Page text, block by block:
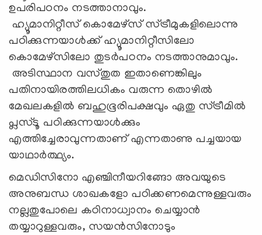
ഉപരിപഠനം നടത്താനാവും.
ഹ്യൂമാനിറ്റീസ് കൊമേഴ്‌സ് സ്ട്രീമുകളിലൊന്നു
പഠിക്കുന്നയാള്‍ക്ക് ഹ്യൂമാനിറ്റീസിലോ
കൊമേഴ്‌സിലോ തുടര്‍പഠനം നടത്താനുമാവും.
അടിസ്ഥാന വസ്തുത ഇതാണെങ്കിലും
പതിനായിരത്തിലധികം വരുന്ന തൊഴില്‍
മേഖലകളില്‍ ബഹുഭൂരിപക്ഷവും ഏതു സ്ട്രീമില്‍
പ്ലസ്ടൂ പഠിക്കുന്നയാള്‍ക്കും
എത്തിച്ചേരാവുന്നതാണ് എന്നതാണു പച്ചയായ
യാഥാര്‍ത്ഥ്യം.
മെഡിസിനോ എഞ്ചിനീയറിങ്ങോ അവയുടെ
അനുബന്ധ ശാഖകളോ പഠിക്കണമെന്നുള്ളവരും
നല്ലതുപോലെ കഠിനാധ്വാനം ചെയ്യാന്‍
തയ്യാറുള്ളവരും, സയൻസിനോടും